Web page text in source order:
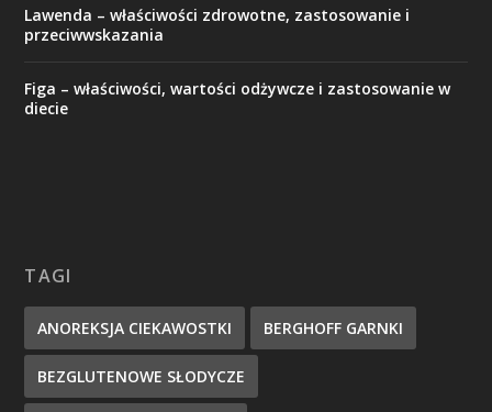
Lawenda – właściwości zdrowotne, zastosowanie i
przeciwwskazania
Figa – właściwości, wartości odżywcze i zastosowanie w
diecie
TAGI
ANOREKSJA CIEKAWOSTKI BERGHOFF GARNKI
BEZGLUTENOWE SŁODYCZE